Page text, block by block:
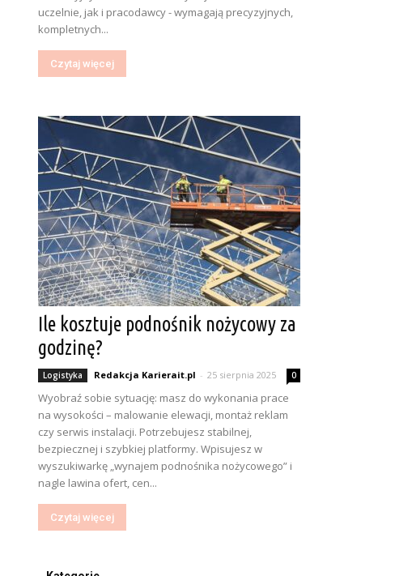
uczelnie, jak i pracodawcy - wymagają precyzyjnych,
kompletnych...
Czytaj więcej
Ile kosztuje podnośnik nożycowy za
godzinę?
Logistyka Redakcja Karierait.pl - 25 sierpnia 2025 0
Wyobraź sobie sytuację: masz do wykonania prace
na wysokości – malowanie elewacji, montaż reklam
czy serwis instalacji. Potrzebujesz stabilnej,
bezpiecznej i szybkiej platformy. Wpisujesz w
wyszukiwarkę „wynajem podnośnika nożycowego” i
nagle lawina ofert, cen...
Czytaj więcej